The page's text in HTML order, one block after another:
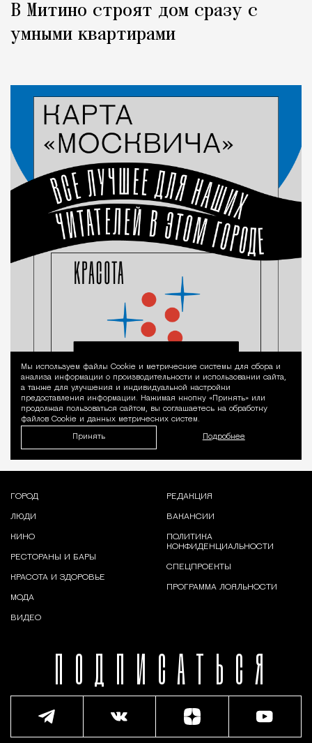
В Митино строят дом сразу с
умными квартирами
Уведомление
Мы используем файлы Сookie и метрические системы для сбора и
анализа информации о производительности и использовании сайта,
а также для улучшения и индивидуальной настройки
предоставления информации. Нажимая кнопку «Принять» или
продолжая пользоваться сайтом, вы соглашаетесь на обработку
файлов Cookie и данных метрических систем.
Принять Подробнее
ПОДПИСАТЬСЯ
ГОРОД
ЛЮДИ
КИНО
РЕСТОРАНЫ И БАРЫ
КРАСОТА И ЗДОРОВЬЕ
МОДА
ВИДЕО
РЕДАКЦИЯ
ВАКАНСИИ
ПОЛИТИКА
КОНФИДЕНЦИАЛЬНОСТИ
СПЕЦПРОЕКТЫ
ПРОГРАММА ЛОЯЛЬНОСТИ